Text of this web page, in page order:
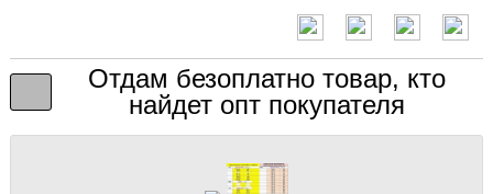
Отдам безоплатно товар, кто
найдет опт покупателя